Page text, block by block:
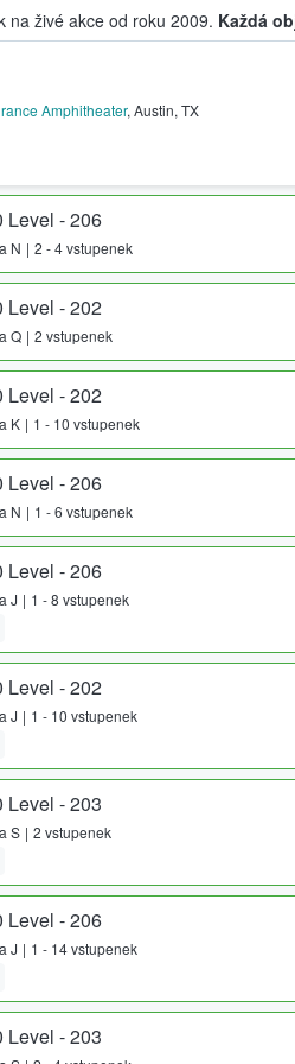
na živé akce od roku 2009. Každá
kupují a
Amphitheater, Austin, TX
Level - 206
N 2 - 4 vstupenek
Level - 202
Q 2 vstupenek
Level - 202
K 1 - 10 vstupenek
Level - 206
N 1 - 6 vstupenek
Level - 206
J 1 - 8 vstupenek
Level - 202
J 1 - 10 vstupenek
Level - 203
S 2 vstupenek
Level - 206
J 1 - 14 vstupenek
Level - 203